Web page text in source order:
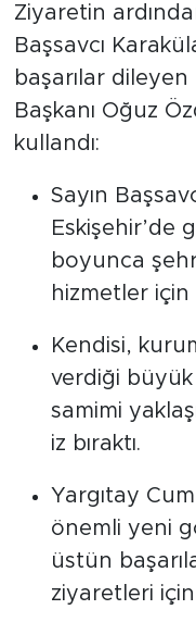
Ziyaretin
Başsavcı
başarılar dileyen
Başkanı Oğuz
kullandı:
Sayın
Eskişehir’de
boyunca
hizmetler
Kendisi,
verdiği
samimi
iz bıraktı.
Yargıtay
önemli yeni
üstün
ziyaretleri için